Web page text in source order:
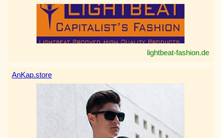
lightbeat-fashion.de
AnKap.store